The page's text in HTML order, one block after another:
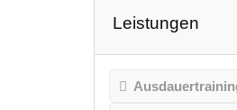
Leistungen